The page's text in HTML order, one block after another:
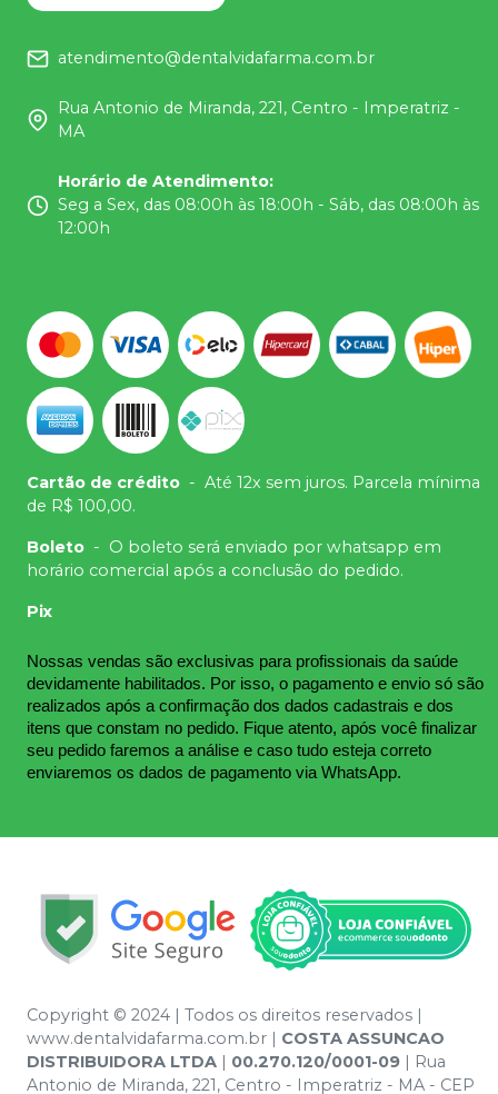
atendimento@dentalvidafarma.com.br
Rua Antonio de Miranda, 221, Centro - Imperatriz -
MA
Horário de Atendimento:
Seg a Sex, das 08:00h às 18:00h - Sáb, das 08:00h às
12:00h
Cartão de crédito - Até 12x sem juros. Parcela mínima
de R$ 100,00.
Boleto - O boleto será enviado por whatsapp em
horário comercial após a conclusão do pedido.
Pix
Nossas vendas são exclusivas para profissionais da saúde
devidamente habilitados. Por isso, o pagamento e envio só são
realizados após a confirmação dos dados cadastrais e dos
itens que constam no pedido. Fique atento, após você finalizar
seu pedido faremos a análise e caso tudo esteja correto
enviaremos os dados de pagamento via WhatsApp.
Copyright © 2024 | Todos os direitos reservados |
www.dentalvidafarma.com.br | COSTA ASSUNCAO
DISTRIBUIDORA LTDA | 00.270.120/0001-09 | Rua
Antonio de Miranda, 221, Centro - Imperatriz - MA - CEP